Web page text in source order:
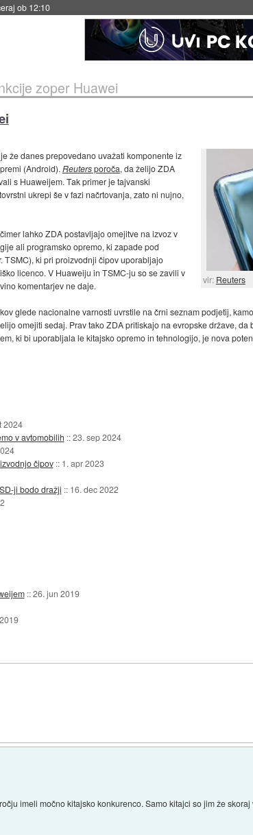
včeraj ob 11:37
zoper Huawei
vir: Reuters
že danes prepovedano uvažati komponente iz
(Android). Reutersporoča, da želijo ZDA
s Huaweijem. Tak primer je tajvanski
ukrepi še v fazi načrtovanja, zato ni nujno,
lahko ZDA postavljajo omejitve na izvoz v
ali programsko opremo, ki zapade pod
TSMC), ki pri proizvodnji čipov uporabljajo
licenco. V Huaweiju in TSMC-ju so se zavili v
komentarjev ne daje.
glede nacionalne varnosti uvrstile na črni seznam podjetij,
omejiti sedaj. Prav tako ZDA pritiskajo na evropske države,
ki bi uporabljala le kitajsko opremo in tehnologijo, je nova
2024
v avtomobilih ::23. sep 2024
čipov :: 1. apr 2023
ji bodo dražji :: 16. dec 2022
::26. jun 2019
imeli močno kitajsko konkurenco. Samo kitajci so jim že